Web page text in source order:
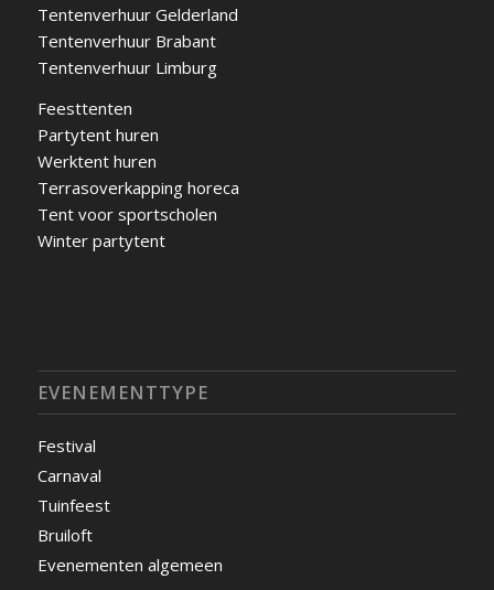
Tentenverhuur Gelderland
Tentenverhuur Brabant
Tentenverhuur Limburg
Feesttenten
Partytent huren
Werktent huren
Terrasoverkapping horeca
Tent voor sportscholen
Winter partytent
EVENEMENTTYPE
Festival
Carnaval
Tuinfeest
Bruiloft
Evenementen algemeen